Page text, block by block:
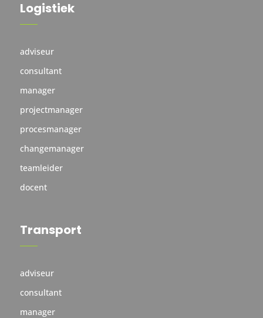
Logistiek
adviseur
consultant
manager
projectmanager
procesmanager
changemanager
teamleider
docent
Transport
adviseur
consultant
manager